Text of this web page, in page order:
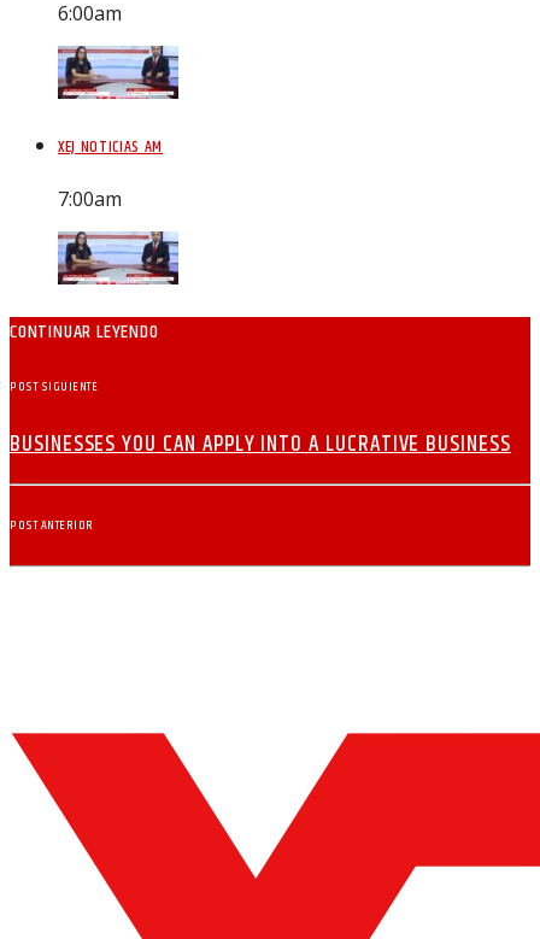
6:00am
XEJ NOTICIAS AM
7:00am
CONTINUAR LEYENDO
POST SIGUIENTE
BUSINESSES YOU CAN APPLY INTO A LUCRATIVE BUSINESS
POST ANTERIOR